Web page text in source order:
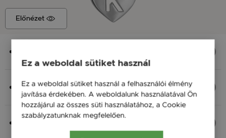
Előnézet
Ezüst 925, M - kb 18 cm
9 900 Ft
Fonal
Ez a weboldal sütiket használ
Ez a weboldal sütiket használ a felhasználói élmény
javítása érdekében. A weboldalunk használatával Ön
hozzájárul az összes süti használatához, a Cookie
szabályzatunknak megfelelően.